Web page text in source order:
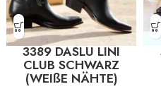
3389 DASLU LINI
CLUB SCHWARZ
(WEIßE NÄHTE)